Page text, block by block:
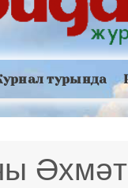
турында